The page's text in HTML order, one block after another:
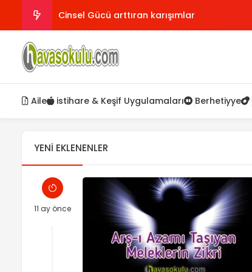
Cinsel Gücü arttıran karışımlar
Uykusuzluk hipertansiyon riskini nasıl arttırır
Hal Dili
Aile istihare & Keşif Uygulamaları Berhetiyye
YENI EKLENENLER
11 ay önce